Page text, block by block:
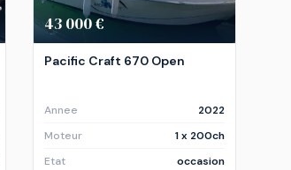
43 000 €
Pacific Craft 670 Open
Annee
2022
Moteur
1 x 200ch
Etat
occasion